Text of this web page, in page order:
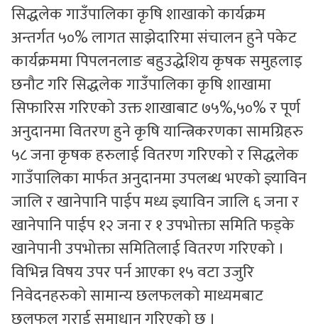
सिद्धलेक गाउँपालिका कृषि शाखाको कार्यक्रम
अन्तर्गत ५०% लागत साझेदारिमा संचालन हुने पकेट
कार्यक्रममा पिपलनलाङ बहुउद्धेशिय कृषक समुहलाइ
छनौट गरि सिद्धलेक गाउँपालिका कृषि शाखामा
सिफारिस गरिएको उक्त शाखाबाट ७५%,५०% र पूर्ण
अनुदानमा वितरण हुने कृषि यान्त्रिकरणका सामग्रिहरु
५८ जना कृषक हरुलाई वितरण गरिएको र सिद्धलेक
गाउँपालिका मार्फत अनुदानमा उपलब्ध भएको ज्ञ्याविन
जालि र खानेपानि पाईप मध्य ज्ञ्याविन जालि ६ जना र
खानेपानि पाईप १२ जना र १ उपभोक्ता समिति फड्के
खानेपानी उपभोक्ता समितिलाई वितरण गरिएको ।
विभिन्न विषय उपर पर्न आएका १५ वटा उजुरि
निवेदनहरुको सामान्य छलफलको माध्यमबाट